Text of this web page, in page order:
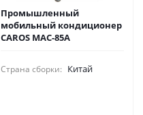
Промышленный
мобильный кондиционер
CAROS MAC-85A
Страна сборки: Китай